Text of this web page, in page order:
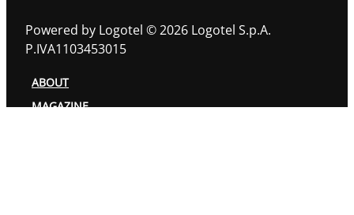
Powered by Logotel © 2026 Logotel S.p.A.
P.IVA1103453015
ABOUT
MAGAZINE